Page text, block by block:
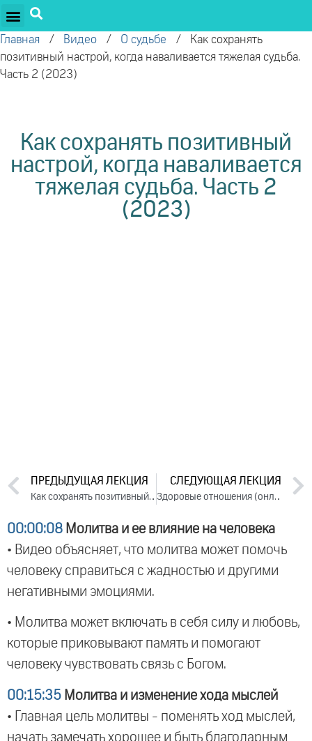
Главная / Видео / О судьбе /
Как сохранять
позитивный настрой, когда наваливается тяжелая судьба.
Часть 2 (2023)
Как сохранять позитивный
настрой, когда наваливается
тяжелая судьба. Часть 2
(2023)
ПРЕДЫДУЩАЯ ЛЕКЦИЯ
Как сохранять позитивный настрой, когда наваливается тяжелая судьба. Часть 1 (2023)
СЛЕДУЮЩАЯ ЛЕКЦИЯ
Здоровые отношения (онлайн-лекция, 2023)
00:00:08 Молитва и ее влияние на человека
• Видео объясняет, что молитва может помочь
человеку справиться с жадностью и другими
негативными эмоциями.
• Молитва может включать в себя силу и любовь,
которые приковывают память и помогают
человеку чувствовать связь с Богом.
00:15:35 Молитва и изменение хода мыслей
• Главная цель молитвы - поменять ход мыслей,
начать замечать хорошее и быть благодарным